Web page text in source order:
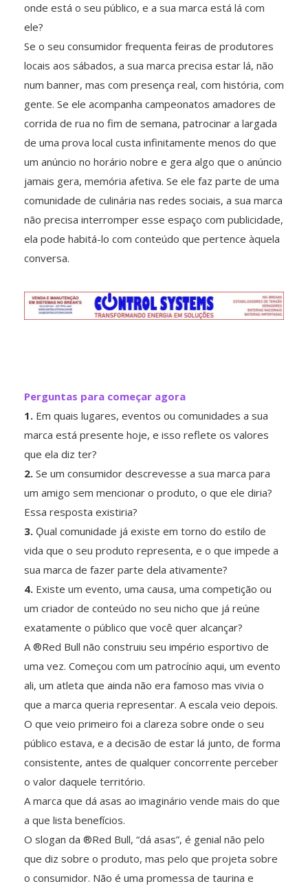
onde está o seu público, e a sua marca está lá com
ele?
Se o seu consumidor frequenta feiras de produtores
locais aos sábados, a sua marca precisa estar lá, não
num banner, mas com presença real, com história, com
gente. Se ele acompanha campeonatos amadores de
corrida de rua no fim de semana, patrocinar a largada
de uma prova local custa infinitamente menos do que
um anúncio no horário nobre e gera algo que o anúncio
jamais gera, memória afetiva. Se ele faz parte de uma
comunidade de culinária nas redes sociais, a sua marca
não precisa interromper esse espaço com publicidade,
ela pode habitá-lo com conteúdo que pertence àquela
conversa.
Perguntas para começar agora
1. Em quais lugares, eventos ou comunidades a sua
marca está presente hoje, e isso reflete os valores
que ela diz ter?
2. Se um consumidor descrevesse a sua marca para
um amigo sem mencionar o produto, o que ele diria?
Essa resposta existiria?
3. Ǫual comunidade já existe em torno do estilo de
vida que o seu produto representa, e o que impede a
sua marca de fazer parte dela ativamente?
4. Existe um evento, uma causa, uma competição ou
um criador de conteúdo no seu nicho que já reúne
exatamente o público que você quer alcançar?
A ®Red Bull não construiu seu império esportivo de
uma vez. Começou com um patrocínio aqui, um evento
ali, um atleta que ainda não era famoso mas vivia o
que a marca queria representar. A escala veio depois.
O que veio primeiro foi a clareza sobre onde o seu
público estava, e a decisão de estar lá junto, de forma
consistente, antes de qualquer concorrente perceber
o valor daquele território.
A marca que dá asas ao imaginário vende mais do que
a que lista benefícios.
O slogan da ®Red Bull, “dá asas”, é genial não pelo
que diz sobre o produto, mas pelo que projeta sobre
o consumidor. Não é uma promessa de taurina e